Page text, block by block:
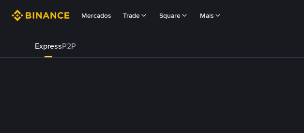
Mercados Trade Square Mais
ExpressP2P